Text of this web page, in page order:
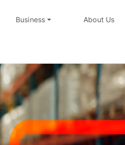
Business About Us